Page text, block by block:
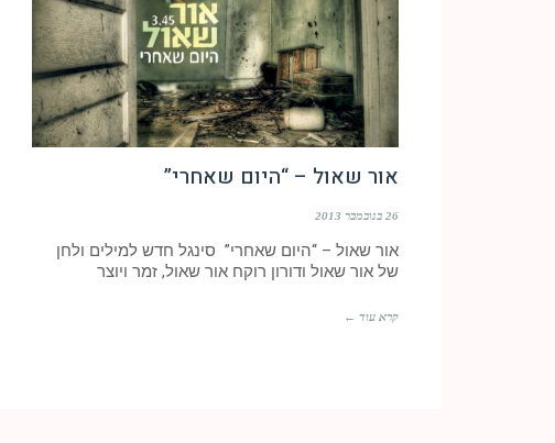
אור שאול – “היום שאחרי”
26 בנובמבר 2013
אור שאול – “היום שאחרי” סינגל חדש למילים ולחן
של אור שאול ודורון רוקח אור שאול, זמר ויוצר
קרא עוד ←